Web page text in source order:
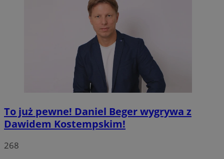
To już pewne! Daniel Beger wygrywa z
Dawidem Kostempskim!
268